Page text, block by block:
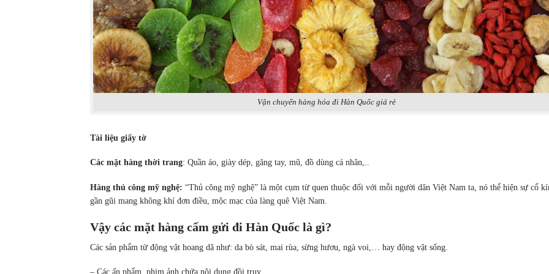
Vận chuyển hàng hóa đi Hàn Quốc giá rẻ
Tài liệu giấy tờ
Các mặt hàng thời trang: Quần áo, giày dép, găng tay, mũ, đồ dùng cá nhân,..
Hàng thủ công mỹ nghệ: “Thủ công mỹ nghệ” là một cụm từ quen thuộc đối với mỗi người dân Việt Nam ta, nó thể hiện sự cổ
gần gũi mang không khí đơn điều, mộc mạc của làng quê Việt Nam.
Vậy các mặt hàng cấm gửi đi Hàn Quốc là gì?
Các sản phẩm từ động vật hoang dã như: da bò sát, mai rùa, sừng hươu, ngà voi,… hay động vật sống.
– Các ấn phẩm, phim ảnh chứa nội dung đồi trụy.